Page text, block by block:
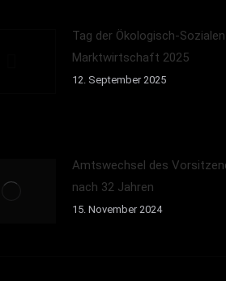
Tag der Ökologisch-Sozialen
Marktwirtschaft 2025
12. September 2025
Amtswechsel des
nach 32 Jahren
15. November 2024